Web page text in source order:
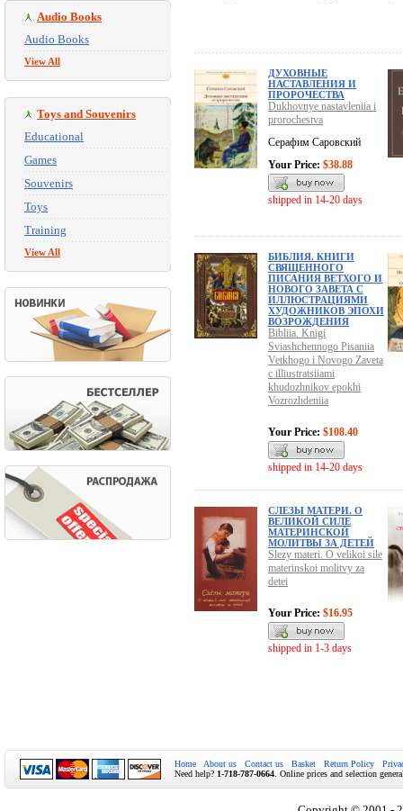
Audio Books
Audio Books
View All
Toys and Souvenirs
Educational
Games
Souvenirs
Toys
Training
View All
ДУХОВНЫЕ
НАСТАВЛЕНИЯ И
ПРОРОЧЕСТВА
Dukhovnye nastavleniia i
prorochestva
Серафим Саровский
Your Price: $38.88
shipped in 14-20 days
БИБЛИЯ. КНИГИ
СВЯЩЕННОГО
ПИСАНИЯ ВЕТХОГО И
НОВОГО ЗАВЕТА C
ИЛЛЮСТРАЦИЯМИ
ХУДОЖНИКОВ ЭПОХИ
ВОЗРОЖДЕНИЯ
Bibliia. Knigi
Sviashchennogo Pisaniia
Vetkhogo i Novogo Zaveta
c illiustratsiiami
khudozhnikov epokhi
Vozrozhdeniia
Your Price: $108.40
shipped in 14-20 days
СЛЕЗЫ МАТЕРИ. О
ВЕЛИКОЙ СИЛЕ
МАТЕРИНСКОЙ
МОЛИТВЫ ЗА ДЕТЕЙ
Slezy materi. O velikoi sile
materinskoi molitvy za
detei
Your Price: $16.95
shipped in 1-3 days
Home About us Contact us Basket Return Policy
Need help? 1-718-787-0664 . Online prices and selection